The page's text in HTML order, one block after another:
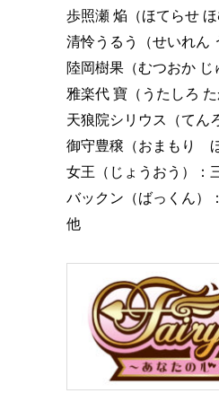
歩照瀬 焔（ほてらせ
清怜うるう（せいれん
陸岡樹果（むつおか じ
雅楽代 寶（うたしろ
天狼院シリウス（て
御守豊穣（おまもり
女王（じょうおう）：
バックン（ばっくん）
他